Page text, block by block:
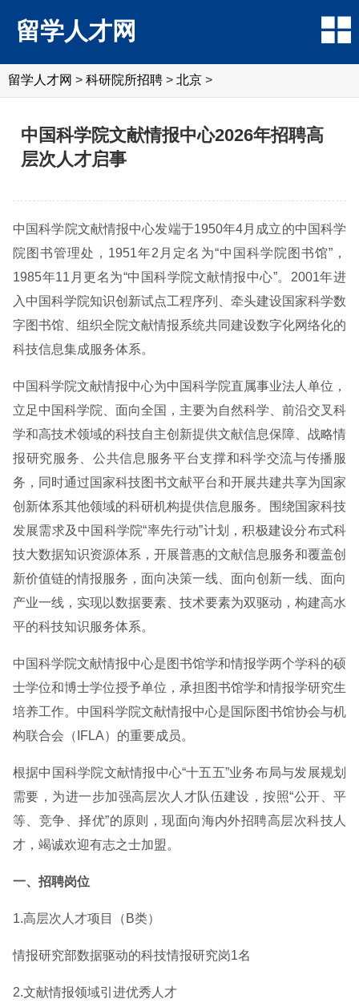
留学人才网
留学人才网 > 科研院所招聘 > 北京 >
中国科学院文献情报中心2026年招聘高
层次人才启事
中国科学院文献情报中心发端于1950年4月成立的中国科学
院图书管理处，1951年2月定名为“中国科学院图书馆”，
1985年11月更名为“中国科学院文献情报中心”。2001年进
入中国科学院知识创新试点工程序列、牵头建设国家科学数
字图书馆、组织全院文献情报系统共同建设数字化网络化的
科技信息集成服务体系。
中国科学院文献情报中心为中国科学院直属事业法人单位，
立足中国科学院、面向全国，主要为自然科学、前沿交叉科
学和高技术领域的科技自主创新提供文献信息保障、战略情
报研究服务、公共信息服务平台支撑和科学交流与传播服
务，同时通过国家科技图书文献平台和开展共建共享为国家
创新体系其他领域的科研机构提供信息服务。围绕国家科技
发展需求及中国科学院“率先行动”计划，积极建设分布式科
技大数据知识资源体系，开展普惠的文献信息服务和覆盖创
新价值链的情报服务，面向决策一线、面向创新一线、面向
产业一线，实现以数据要素、技术要素为双驱动，构建高水
平的科技知识服务体系。
中国科学院文献情报中心是图书馆学和情报学两个学科的硕
士学位和博士学位授予单位，承担图书馆学和情报学研究生
培养工作。中国科学院文献情报中心是国际图书馆协会与机
构联合会（IFLA）的重要成员。
根据中国科学院文献情报中心“十五五”业务布局与发展规划
需要，为进一步加强高层次人才队伍建设，按照“公开、平
等、竞争、择优”的原则，现面向海内外招聘高层次科技人
才，竭诚欢迎有志之士加盟。
一、招聘岗位
1.高层次人才项目（B类）
情报研究部数据驱动的科技情报研究岗1名
2.文献情报领域引进优秀人才